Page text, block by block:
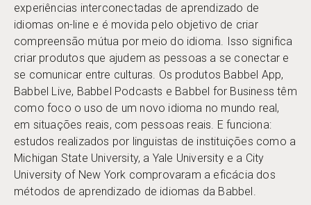
experiências interconectadas de aprendizado de
idiomas on-line e é movida pelo objetivo de criar
compreensão mútua por meio do idioma. Isso significa
criar produtos que ajudem as pessoas a se conectar e
se comunicar entre culturas. Os produtos Babbel App,
Babbel Live, Babbel Podcasts e Babbel for Business têm
como foco o uso de um novo idioma no mundo real,
em situações reais, com pessoas reais. E funciona:
estudos realizados por linguistas de instituições como a
Michigan State University, a Yale University e a City
University of New York comprovaram a eficácia dos
métodos de aprendizado de idiomas da Babbel.